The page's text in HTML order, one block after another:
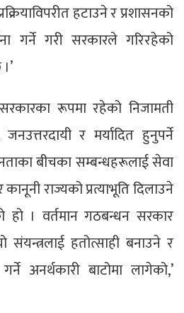
हटाउने र प्रशासनको
गर्ने गरी सरकारले गरिरहेको
रूपमा रहेको निजामती
र मर्यादित हुनुपर्ने
बीचका सम्बन्धहरूलाई सेवा
कानूनी राज्यको प्रत्याभूति दिलाउने
हो । वर्तमान गठबन्धन सरकार
संयन्त्रलाई हतोत्साही बनाउने र
अनर्थकारी बाटोमा लागेको,’